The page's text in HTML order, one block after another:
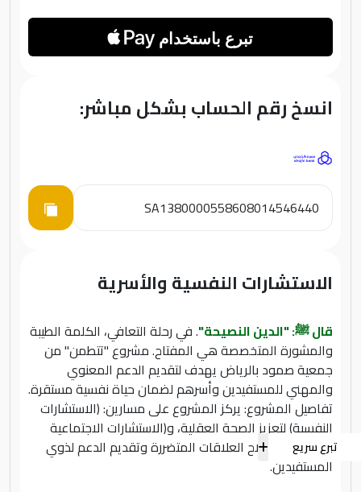
تبرع سريع
انسخ رقم الحساب بشكل مباشر:
SA1380000558608014546440
الاستشارات النفسية والأسرية
قال ﷺ: "الدين النصيحة". في رحلة التعافي، الكلمة الطيبة
والمشورة المتخصصة هي المفتاح. مشروع "تتطمن" من
جمعية صمود بالرياض يهدف لتقديم الدعم المعنوي
والمهني للمستفيدين وأسرهم لضمان حياة نفسية مستقرة.
تفاصيل المشروع: يركز المشروع على مسارين: (الاستشارات
النفسية) لتعزيز الصحة العقلية، و(الاستشارات الاجتماعية
والأسرية) لإصلاح العلاقات المتضررة وتقديم الدعم لذوي
المستفيدين.